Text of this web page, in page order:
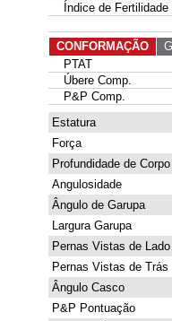
Índice de Fertilidade
CONFORMAÇÃO
PTAT
Úbere Comp.
P&P Comp.
Estatura
Força
Profundidade de Corpo
Angulosidade
Ângulo de Garupa
Largura Garupa
Pernas Vistas de Lado
Pernas Vistas de Trás
Ângulo Casco
P&P Pontuação